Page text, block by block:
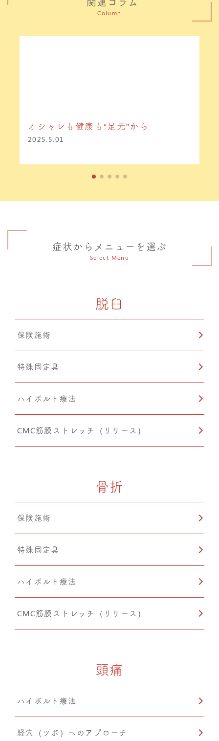
Column
オシャレも健康も“足元”から
2025.5.01
症状からメニューを選ぶ
Select Menu
脱臼
保険施術
特殊固定具
ハイボルト療法
CMC筋膜ストレッチ（リリース）
骨折
保険施術
特殊固定具
ハイボルト療法
CMC筋膜ストレッチ（リリース）
頭痛
ハイボルト療法
経穴（ツボ）へのアプローチ